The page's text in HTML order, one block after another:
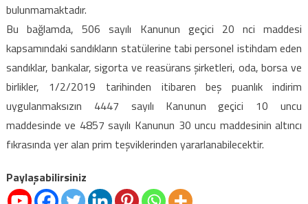
bulunmamaktadır.
Bu bağlamda, 506 sayılı Kanunun geçici 20 nci maddesi
kapsamındaki sandıkların statülerine tabi personel istihdam eden
sandıklar, bankalar, sigorta ve reasürans şirketleri, oda, borsa ve
birlikler, 1/2/2019 tarihinden itibaren beş puanlık indirim
uygulanmaksızın 4447 sayılı Kanunun geçici 10 uncu
maddesinde ve 4857 sayılı Kanunun 30 uncu maddesinin altıncı
fıkrasında yer alan prim teşviklerinden yararlanabilecektir.
Paylaşabilirsiniz